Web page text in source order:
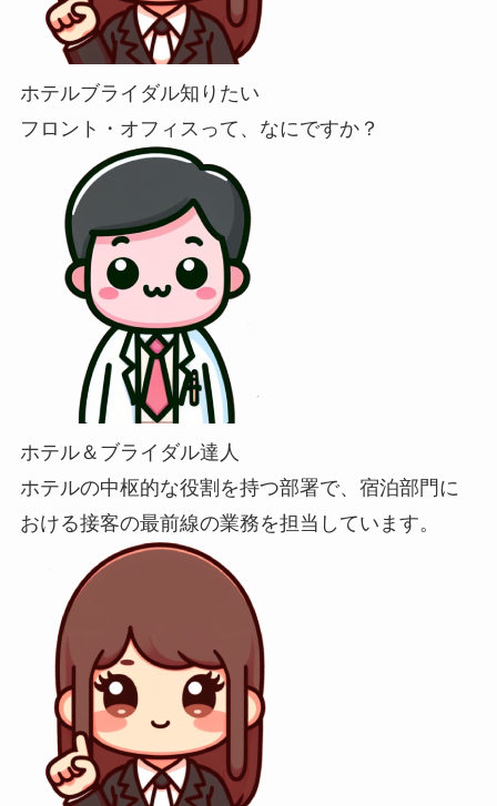
ホテルブライダル知りたい
フロント・オフィスって、なにですか？
ホテル＆ブライダル達人
ホテルの中枢的な役割を持つ部署で、宿泊部門に
おける接客の最前線の業務を担当しています。